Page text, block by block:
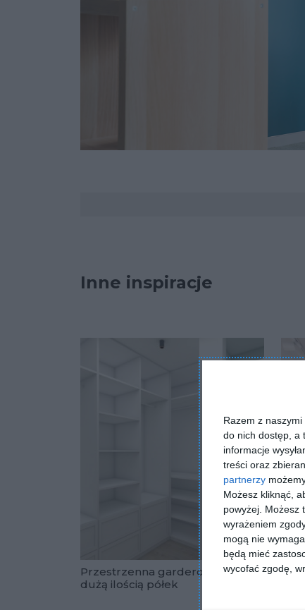
Razem z
do nich dostęp, a
informacje
treści oraz
partnerzy
Możesz kliknąć,
powyżej. Możesz
wyrażeniem
mogą nie
będą mieć
wycofać zgodę,
Inne inspiracje
Przestrzenna garderoba z
dużą ilością półek